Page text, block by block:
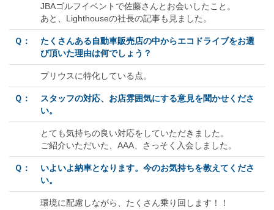
JBAゴルフイベントで佐藤さんとお会いしたこと。
あと、Lighthouseの社長の記事も見ました。
Ｑ：
たくさんある自動車販売店の中からエコドライブをお選
び頂いた理由は何でしょう？
プリウスに特化している点。
Ｑ：
スタッフの対応、お店雰囲気にする意見を聞かせくださ
い。
とても気持ちの良い対応をしていただきました。
ご紹介いただいた、AAA、さっそく入会しました。
Ｑ：
いよいよ納車となります。今のお気持ちを教えてくださ
い。
環境に配慮しながら、たくさん乗り回します！！